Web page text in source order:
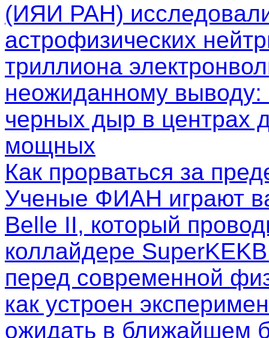
(ИЯИ РАН)
астрофизических
триллиона
неожиданному выводу:
черных дыр в центрах
мощных
Как прорваться за
Ученые ФИАН играют
Belle II, который
коллайдере
перед современной
как устроен
ожидать в ближайшем